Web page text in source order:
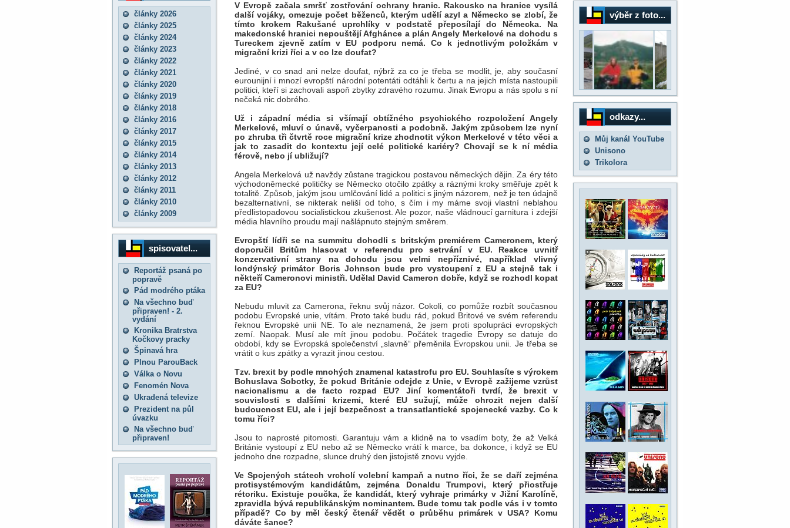
články 2026
články 2025
články 2024
články 2023
články 2022
články 2021
články 2020
články 2019
články 2018
články 2016
články 2017
články 2015
články 2014
články 2013
články 2012
články 2011
články 2010
články 2009
spisovatel...
Reportáž psaná po
popravě
Pád modrého ptáka
Na všechno buď
připraven! - 2.
vydání
Kronika Bratrstva
Kočkovy pracky
Špinavá hra
Plnou ParouBack
Válka o Novu
Fenomén Nova
Ukradená televize
Prezident na půl
úvazku
Na všechno buď
připraven!
V Evropě začala smršť zostřování ochrany hranic. Rakousko na hranice vysílá
další vojáky, omezuje počet běženců, kterým udělí azyl a Německo se zlobí, že
tímto krokem Rakušané uprchlíky v podstatě přeposílají do Německa. Na
makedonské hranici nepouštějí Afghánce a plán Angely Merkelové na dohodu s
Tureckem zjevně zatím v EU podporu nemá. Co k jednotlivým položkám v
migrační krizi říci a v co lze doufat?
Jediné, v co snad ani nelze doufat, nýbrž za co je třeba se modlit, je, aby současní
eurounijní i mnozí evropští národní potentáti odtáhli k čertu a na jejich místa nastoupili
politici, kteří si zachovali aspoň zbytky zdravého rozumu. Jinak Evropu a nás spolu s ní
nečeká nic dobrého.
Už i západní média si všímají obtížného psychického rozpoložení Angely
Merkelové, mluví o únavě, vyčerpanosti a podobně. Jakým způsobem lze nyní
po zhruba tři čtvrtě roce migrační krize zhodnotit výkon Merkelové v této věci a
jak to zasadit do kontextu její celé politické kariéry? Chovají se k ní média
férově, nebo jí ubližují?
Angela Merkelová už navždy zůstane tragickou postavou německých dějin. Za éry této
východoněmecké političky se Německo otočilo zpátky a ráznými kroky směřuje zpět k
totalitě. Způsob, jakým jsou umlčování lidé a politici s jiným názorem, než je ten údajně
bezalternativní, se nikterak neliší od toho, s čím i my máme svoji vlastní neblahou
předlistopadovou socialistickou zkušenost. Ale pozor, naše vládnoucí garnitura i zdejší
média hlavního proudu mají našlápnuto stejným směrem.
Evropští lídři se na summitu dohodli s britským premiérem Cameronem, který
doporučil Britům hlasovat v referendu pro setrvání v EU. Reakce uvnitř
konzervativní strany na dohodu jsou velmi nepříznivé, například vlivný
londýnský primátor Boris Johnson bude pro vystoupení z EU a stejně tak i
někteří Cameronovi ministři. Udělal David Cameron dobře, když se rozhodl kopat
za EU?
Nebudu mluvit za Camerona, řeknu svůj názor. Cokoli, co pomůže rozbít současnou
podobu Evropské unie, vítám. Proto také budu rád, pokud Britové ve svém referendu
řeknou Evropské unii NE. To ale neznamená, že jsem proti spolupráci evropských
zemí. Naopak. Musí ale mít jinou podobu. Počátek tragedie Evropy se datuje do
období, kdy se Evropská společenství „slavně“ přeměnila Evropskou unii. Je třeba se
vrátit o kus zpátky a vyrazit jinou cestou.
Tzv. brexit by podle mnohých znamenal katastrofu pro EU. Souhlasíte s výrokem
Bohuslava Sobotky, že pokud Británie odejde z Unie, v Evropě zažijeme vzrůst
nacionalismu a de facto rozpad EU? Jiní komentátoři tvrdí, že brexit v
souvislosti s dalšími krizemi, které EU sužují, může ohrozit nejen další
budoucnost EU, ale i její bezpečnost a transatlantické spojenecké vazby. Co k
tomu říci?
Jsou to naprosté pitomosti. Garantuju vám a klidně na to vsadím boty, že až Velká
Británie vystoupí z EU nebo až se Německo vrátí k marce, ba dokonce, i když se EU
jednoho dne rozpadne, slunce druhý den jistojistě znovu vyjde.
Ve Spojených státech vrcholí volební kampaň a nutno říci, že se daří zejména
protisystémovým kandidátům, zejména Donaldu Trumpovi, který přiostřuje
rétoriku. Existuje poučka, že kandidát, který vyhraje primárky v Jižní Karolíně,
zpravidla bývá republikánským nominantem. Bude tomu tak podle vás i v tomto
případě? Co by měl český čtenář vědět o průběhu primárek v USA? Komu
dáváte šance?
výběr z foto...
odkazy...
Můj kanál YouTube
Unisono
Trikolora